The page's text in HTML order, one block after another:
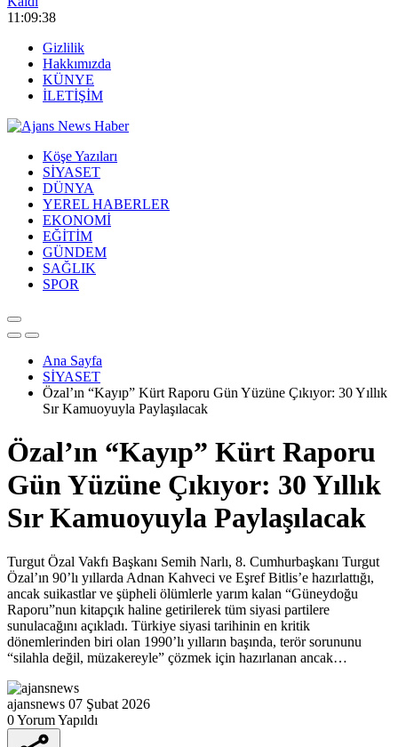
11:09:39
Gizlilik
Hakkımızda
KÜNYE
İLETİŞİM
Köşe Yazıları
SİYASET
DÜNYA
YEREL HABERLER
EKONOMİ
EĞİTİM
GÜNDEM
SAĞLIK
SPOR
Ana Sayfa
SİYASET
Özal’ın “Kayıp” Kürt Raporu Gün Yüzüne Çıkıyor: 30 Yıllık
Sır Kamuoyuyla Paylaşılacak
Özal’ın “Kayıp” Kürt Raporu
Gün Yüzüne Çıkıyor: 30 Yıllık
Sır Kamuoyuyla Paylaşılacak
Turgut Özal Vakfı Başkanı Semih Narlı, 8. Cumhurbaşkanı Turgut
Özal’ın 90’lı yıllarda Adnan Kahveci ve Eşref Bitlis’e hazırlattığı,
ancak suikastlar ve şüpheli ölümlerle yarım kalan “Güneydoğu
Raporu”nun kitapçık haline getirilerek tüm siyasi partilere
sunulacağını açıkladı. Türkiye siyasi tarihinin en kritik
dönemlerinden biri olan 1990’lı yılların başında, terör sorununu
“silahla değil, müzakereyle” çözmek için hazırlanan ancak…
ajansnews 07 Şubat 2026
0 Yorum Yapıldı